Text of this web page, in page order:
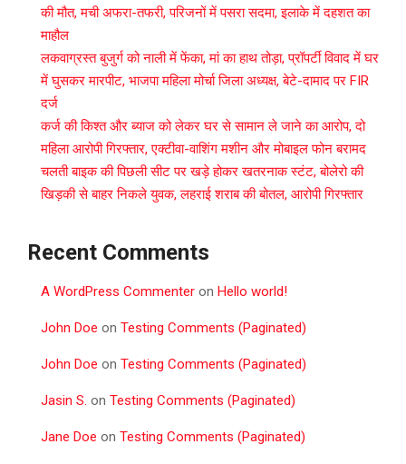
की मौत, मची अफरा-तफरी, परिजनों में पसरा सदमा, इलाके में दहशत का
माहौल
लकवाग्रस्त बुजुर्ग को नाली में फेंका, मां का हाथ तोड़ा, प्रॉपर्टी विवाद में घर
में घुसकर मारपीट, भाजपा महिला मोर्चा जिला अध्यक्ष, बेटे-दामाद पर FIR
दर्ज
कर्ज की किश्त और ब्याज को लेकर घर से सामान ले जाने का आरोप, दो
महिला आरोपी गिरफ्तार, एक्टीवा-वाशिंग मशीन और मोबाइल फोन बरामद
चलती बाइक की पिछली सीट पर खड़े होकर खतरनाक स्टंट, बोलेरो की
खिड़की से बाहर निकले युवक, लहराई शराब की बोतल, आरोपी गिरफ्तार
Recent Comments
A WordPress Commenter on Hello world!
John Doe on Testing Comments (Paginated)
John Doe on Testing Comments (Paginated)
Jasin S. on Testing Comments (Paginated)
Jane Doe on Testing Comments (Paginated)